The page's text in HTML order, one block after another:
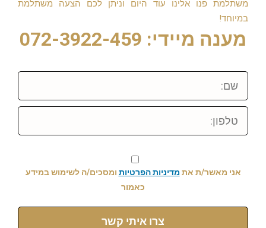
משתלמת פנו אלינו עוד היום וניתן לכם הצעה משתלמת
במיוחד!
מענה מיידי: 072-3922-459
שם:
טלפון:
אני מאשר/ת את מדיניות הפרטיות ומסכים/ה לשימוש במידע
כאמור
צרו איתי קשר